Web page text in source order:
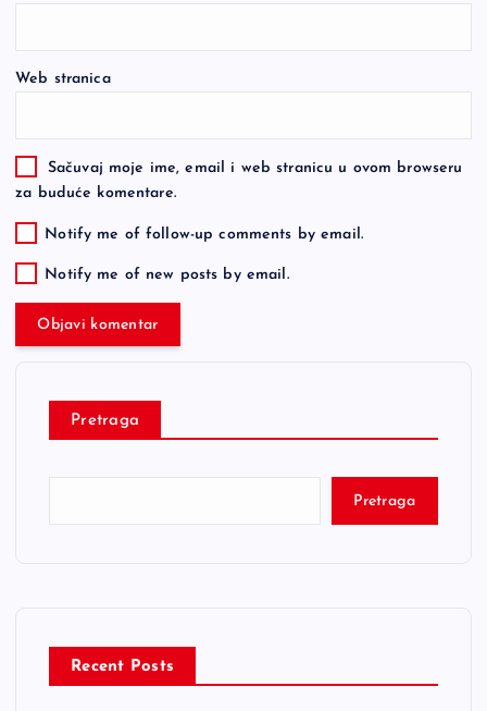
Web stranica
Sačuvaj moje ime, email i web stranicu u ovom browseru
za buduće komentare.
Notify me of follow-up comments by email.
Notify me of new posts by email.
Pretraga
Pretraga
Recent Posts